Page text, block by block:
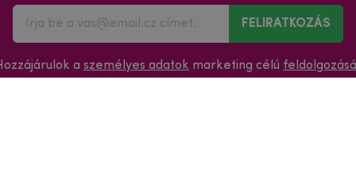
FELIRATKOZÁS
a személyes adatok marketing célú